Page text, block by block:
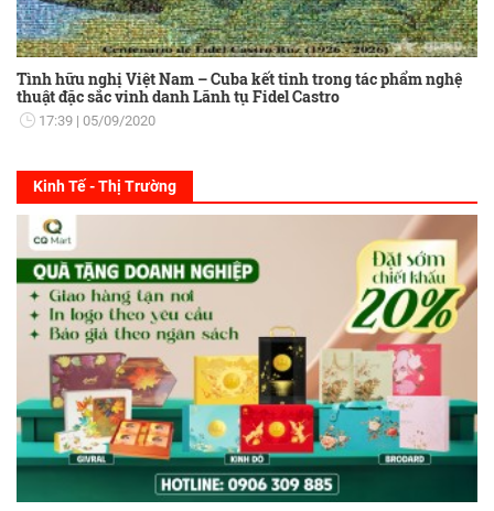
Tình hữu nghị Việt Nam – Cuba kết tinh trong tác phẩm nghệ
thuật đặc sắc vinh danh Lãnh tụ Fidel Castro
17:39 05/09/2020
Kinh Tế - Thị Trường